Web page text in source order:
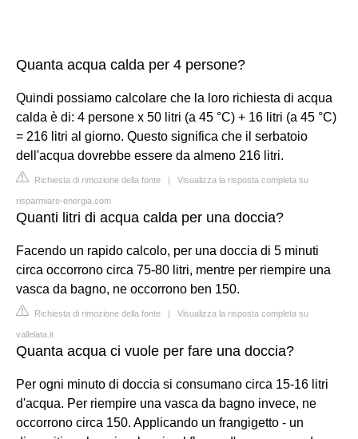
Quanta acqua calda per 4 persone?
Quindi possiamo calcolare che la loro richiesta di acqua
calda è di: 4 persone x 50 litri (a 45 °C) + 16 litri (a 45 °C)
= 216 litri al giorno. Questo significa che il serbatoio
dell'acqua dovrebbe essere da almeno 216 litri.
Richiesta di rimozione della fonte | Visualizza la risposta completa su
risparmiare-energia.com
Quanti litri di acqua calda per una doccia?
Facendo un rapido calcolo, per una doccia di 5 minuti
circa occorrono circa 75-80 litri, mentre per riempire una
vasca da bagno, ne occorrono ben 150.
Richiesta di rimozione della fonte | Visualizza la risposta completa su
vallelata.it
Quanta acqua ci vuole per fare una doccia?
Per ogni minuto di doccia si consumano circa 15-16 litri
d'acqua. Per riempire una vasca da bagno invece, ne
occorrono circa 150. Applicando un frangigetto - un